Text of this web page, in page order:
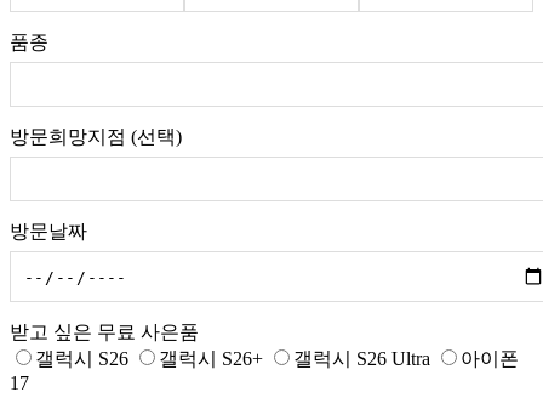
품종
방문희망지점 (선택)
방문날짜
받고 싶은 무료 사은품
갤럭시 S26
갤럭시 S26+ 갤럭시 S26 Ultra
아이폰
17